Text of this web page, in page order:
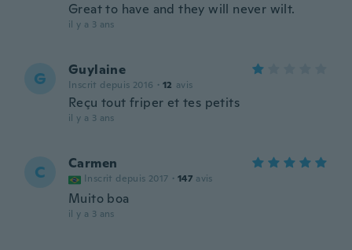
Great to have and they will never wilt.
il y a 3 ans
G Guylaine
Inscrit depuis 2016 · 12 avis
Reçu tout friper et tes petits
il y a 3 ans
C Carmen
Inscrit depuis 2017 · 147 avis
Muito boa
il y a 3 ans